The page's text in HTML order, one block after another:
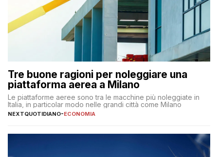
Tre buone ragioni per noleggiare una
piattaforma aerea a Milano
Le piattaforme aeree sono tra le macchine più noleggiate in
Italia, in particolar modo nelle grandi città come Milano
NEXTQUOTIDIANO-ECONOMIA